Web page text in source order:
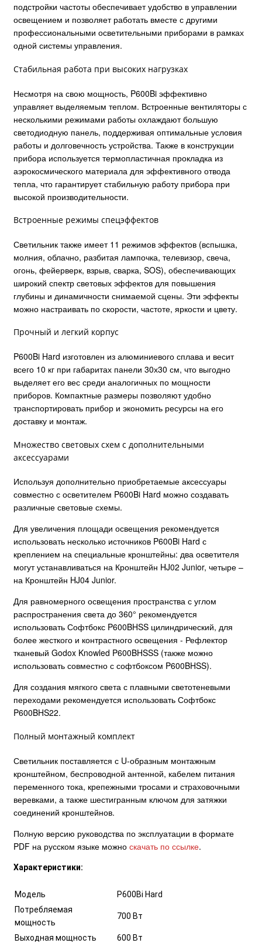
подстройки частоты обеспечивает удобство в управлении
освещением и позволяет работать вместе с другими
профессиональными осветительными приборами в рамках
одной системы управления.
Стабильная работа при высоких нагрузках
Несмотря на свою мощность, P600Bi эффективно
управляет выделяемым теплом. Встроенные вентиляторы с
несколькими режимами работы охлаждают большую
светодиодную панель, поддерживая оптимальные условия
работы и долговечность устройства. Также в конструкции
прибора используется термопластичная прокладка из
аэрокосмического материала для эффективного отвода
тепла, что гарантирует стабильную работу прибора при
высокой производительности.
Встроенные режимы спецэффектов
Светильник также имеет 11 режимов эффектов (вспышка,
молния, облачно, разбитая лампочка, телевизор, свеча,
огонь, фейерверк, взрыв, сварка, SOS), обеспечивающих
широкий спектр световых эффектов для повышения
глубины и динамичности снимаемой сцены. Эти эффекты
можно настраивать по скорости, частоте, яркости и цвету.
Прочный и легкий корпус
P600Bi Hard изготовлен из алюминиевого сплава и весит
всего 10 кг при габаритах панели 30х30 см, что выгодно
выделяет его вес среди аналогичных по мощности
приборов. Компактные размеры позволяют удобно
транспортировать прибор и экономить ресурсы на его
доставку и монтаж.
Множество световых схем с дополнительными
аксессуарами
Используя дополнительно приобретаемые аксессуары
совместно с осветителем P600Bi Hard можно создавать
различные световые схемы.
Для увеличения площади освещения рекомендуется
использовать несколько источников P600Bi Hard с
креплением на специальные кронштейны: два осветителя
могут устанавливаться на Кронштейн HJ02 Junior, четыре –
на Кронштейн HJ04 Junior.
Для равномерного освещения пространства с углом
распространения света до 360° рекомендуется
использовать Софтбокс P600BHSS цилиндрический, для
более жесткого и контрастного освещения - Рефлектор
тканевый Godox Knowled P600BHSSS (также можно
использовать совместно с софтбоксом P600BHSS).
Для создания мягкого света с плавными светотеневыми
переходами рекомендуется использовать Софтбокс
P600BHS22.
Полный монтажный комплект
Светильник поставляется с U-образным монтажным
кронштейном, беспроводной антенной, кабелем питания
переменного тока, крепежными тросами и страховочными
веревками, а также шестигранным ключом для затяжки
соединений кронштейнов.
Полную версию руководства по эксплуатации в формате
PDF на русском языке можно скачать по ссылке.
Характеристики:
Модель
P600Bi Hard
Потребляемая
мощность
700 Вт
Выходная мощность
600 Вт